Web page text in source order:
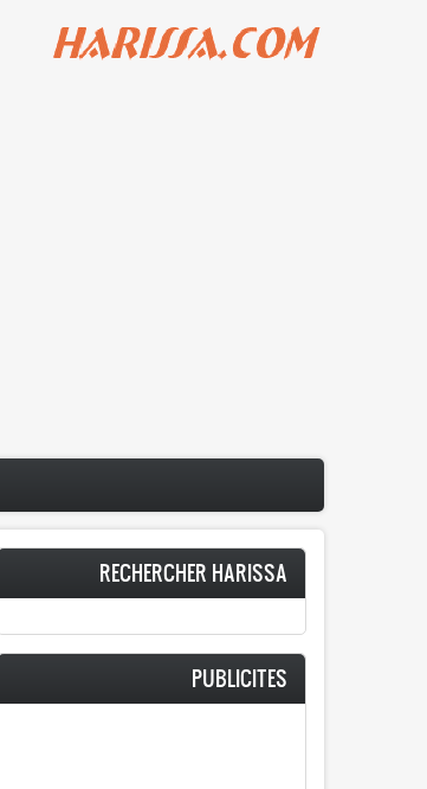
RECHERCHER HARISSA
PUBLICITES